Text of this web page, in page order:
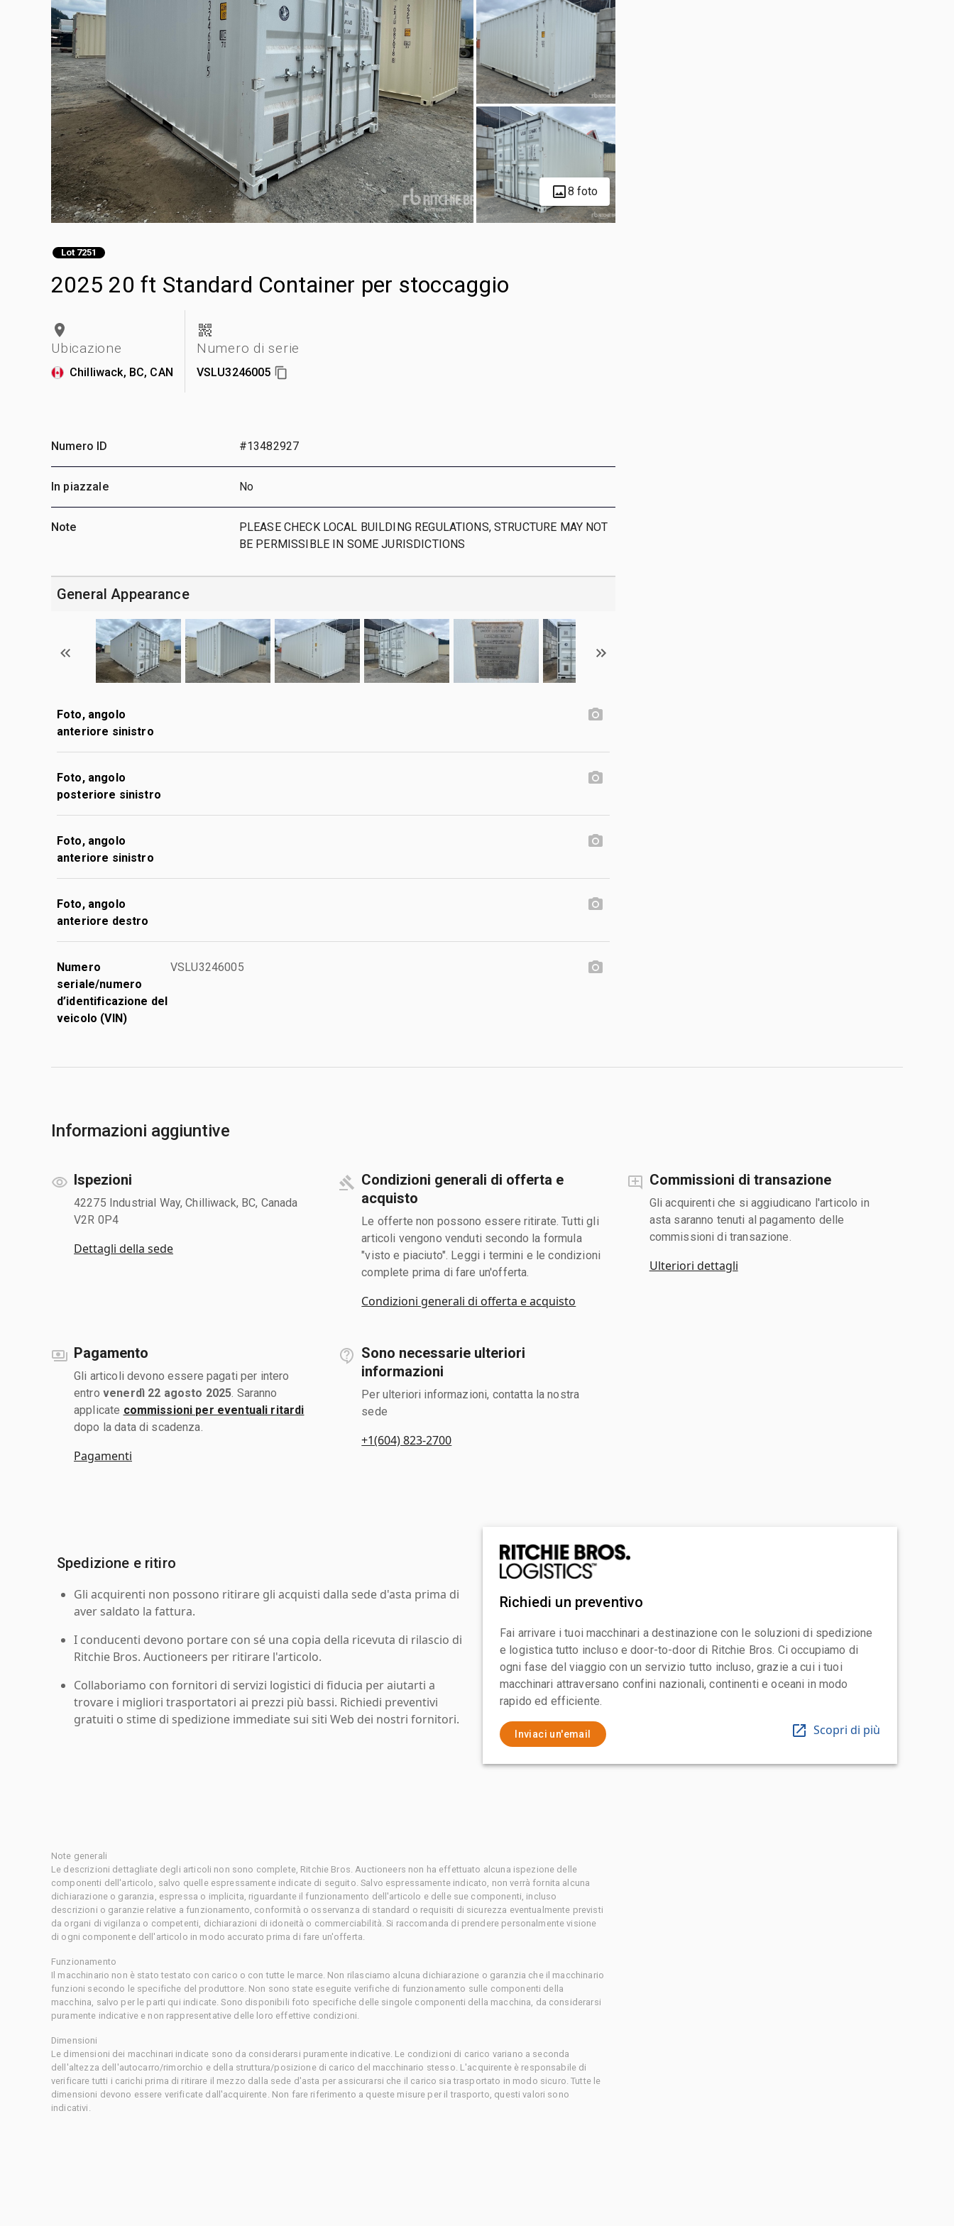
8 foto
Lot 7251
2025 20 ft Standard Container per stoccaggio
Ubicazione
Chilliwack, BC, CAN
Numero di serie
VSLU3246005
Numero ID #13482927
In piazzale No
Note
PLEASE CHECK LOCAL BUILDING REGULATIONS, STRUCTURE MAY NOT
BE PERMISSIBLE IN SOME JURISDICTIONS
General Appearance
Foto, angolo
anteriore sinistro
Foto, angolo
posteriore sinistro
Foto, angolo
anteriore sinistro
Foto, angolo
anteriore destro
Numero
seriale/numero
d’identificazione del
veicolo (VIN)
VSLU3246005
Informazioni aggiuntive
Ispezioni
42275 Industrial Way, Chilliwack, BC, Canada
V2R 0P4
Dettagli della sede
Condizioni generali di offerta e
acquisto
Le offerte non possono essere ritirate. Tutti gli
articoli vengono venduti secondo la formula
"visto e piaciuto". Leggi i termini e le condizioni
complete prima di fare un'offerta.
Condizioni generali di offerta e acquisto
Commissioni di transazione
Gli acquirenti che si aggiudicano l'articolo in
asta saranno tenuti al pagamento delle
commissioni di transazione.
Ulteriori dettagli
Pagamento
Gli articoli devono essere pagati per intero
entro venerdì 22 agosto 2025 . Saranno
applicate commissioni per eventuali ritardi
dopo la data di scadenza.
Pagamenti
Sono necessarie ulteriori
informazioni
Per ulteriori informazioni, contatta la nostra
sede
+1(604) 823-2700
Spedizione e ritiro
Gli acquirenti non possono ritirare gli acquisti dalla sede d'asta prima di
aver saldato la fattura.
I conducenti devono portare con sé una copia della ricevuta di rilascio di
Ritchie Bros. Auctioneers per ritirare l'articolo.
Collaboriamo con fornitori di servizi logistici di fiducia per aiutarti a
trovare i migliori trasportatori ai prezzi più bassi. Richiedi preventivi
gratuiti o stime di spedizione immediate sui siti Web dei nostri fornitori.
Richiedi un preventivo
Fai arrivare i tuoi macchinari a destinazione con le soluzioni di spedizione
e logistica tutto incluso e door-to-door di Ritchie Bros. Ci occupiamo di
ogni fase del viaggio con un servizio tutto incluso, grazie a cui i tuoi
macchinari attraversano confini nazionali, continenti e oceani in modo
rapido ed efficiente.
Inviaci un'email Scopri di più
Note generali
Le descrizioni dettagliate degli articoli non sono complete, Ritchie Bros. Auctioneers non ha effettuato alcuna ispezione delle
componenti dell'articolo, salvo quelle espressamente indicate di seguito. Salvo espressamente indicato, non verrà fornita alcuna
dichiarazione o garanzia, espressa o implicita, riguardante il funzionamento dell'articolo e delle sue componenti, incluso
descrizioni o garanzie relative a funzionamento, conformità o osservanza di standard o requisiti di sicurezza eventualmente previsti
da organi di vigilanza o competenti, dichiarazioni di idoneità o commerciabilità. Si raccomanda di prendere personalmente visione
di ogni componente dell'articolo in modo accurato prima di fare un'offerta.
Funzionamento
Il macchinario non è stato testato con carico o con tutte le marce. Non rilasciamo alcuna dichiarazione o garanzia che il macchinario
funzioni secondo le specifiche del produttore. Non sono state eseguite verifiche di funzionamento sulle componenti della
macchina, salvo per le parti qui indicate. Sono disponibili foto specifiche delle singole componenti della macchina, da considerarsi
puramente indicative e non rappresentative delle loro effettive condizioni.
Dimensioni
Le dimensioni dei macchinari indicate sono da considerarsi puramente indicative. Le condizioni di carico variano a seconda
dell'altezza dell'autocarro/rimorchio e della struttura/posizione di carico del macchinario stesso. L'acquirente è responsabile di
verificare tutti i carichi prima di ritirare il mezzo dalla sede d'asta per assicurarsi che il carico sia trasportato in modo sicuro. Tutte le
dimensioni devono essere verificate dall'acquirente. Non fare riferimento a queste misure per il trasporto, questi valori sono
indicativi.